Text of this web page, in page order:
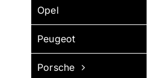
Opel
Peugeot
Porsche